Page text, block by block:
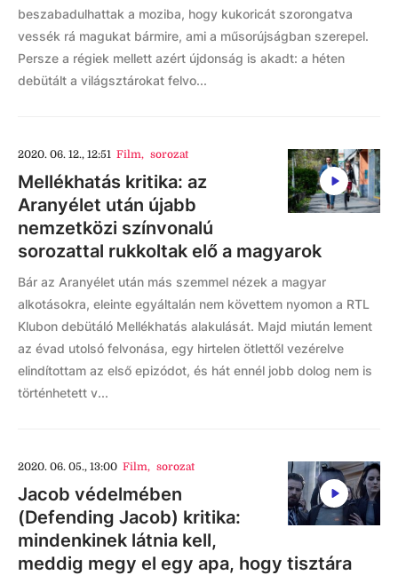
beszabadulhattak a moziba, hogy kukoricát szorongatva
vessék rá magukat bármire, ami a műsorújságban szerepel.
Persze a régiek mellett azért újdonság is akadt: a héten
debütált a világsztárokat felvo...
2020. 06. 12., 12:51 Film, sorozat
Mellékhatás kritika: az
Aranyélet után újabb
nemzetközi színvonalú
sorozattal rukkoltak elő a magyarok
Bár az Aranyélet után más szemmel nézek a magyar
alkotásokra, eleinte egyáltalán nem követtem nyomon a RTL
Klubon debütáló Mellékhatás alakulását. Majd miután lement
az évad utolsó felvonása, egy hirtelen ötlettől vezérelve
elindítottam az első epizódot, és hát ennél jobb dolog nem is
történhetett v...
2020. 06. 05., 13:00 Film, sorozat
Jacob védelmében
(Defending Jacob) kritika:
mindenkinek látnia kell,
meddig megy el egy apa, hogy tisztára